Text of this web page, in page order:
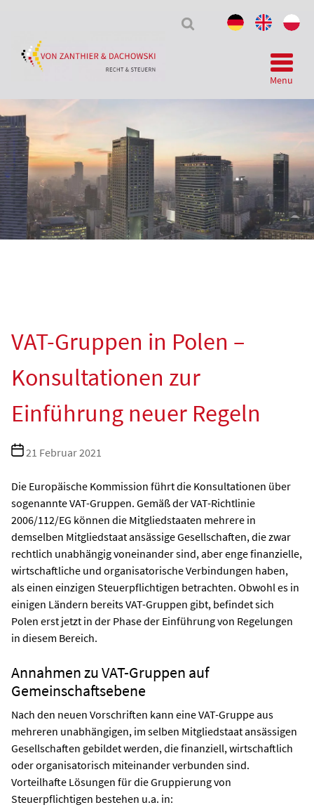
Menu
VAT-Gruppen in Polen –
Konsultationen zur
Einführung neuer Regeln
Beitragsdatum
21 Februar 2021
Die Europäische Kommission führt die Konsultationen über
sogenannte VAT-Gruppen. Gemäß der VAT-Richtlinie
2006/112/EG können die Mitgliedstaaten mehrere in
demselben Mitgliedstaat ansässige Gesellschaften, die zwar
rechtlich unabhängig voneinander sind, aber enge finanzielle,
wirtschaftliche und organisatorische Verbindungen haben,
als einen einzigen Steuerpflichtigen betrachten. Obwohl es in
einigen Ländern bereits VAT-Gruppen gibt, befindet sich
Polen erst jetzt in der Phase der Einführung von Regelungen
in diesem Bereich.
Annahmen zu VAT-Gruppen auf
Gemeinschaftsebene
Nach den neuen Vorschriften kann eine VAT-Gruppe aus
mehreren unabhängigen, im selben Mitgliedstaat ansässigen
Gesellschaften gebildet werden, die finanziell, wirtschaftlich
oder organisatorisch miteinander verbunden sind.
Vorteilhafte Lösungen für die Gruppierung von
Steuerpflichtigen bestehen u.a. in: